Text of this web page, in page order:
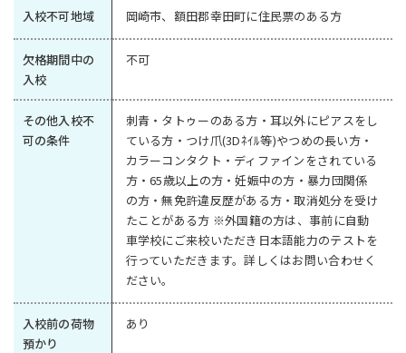
入校不可地域 岡崎市、額田郡幸田町に住民票のある方
欠格期間中の
入校
不可
その他入校不
可の条件
刺青・タトゥーのある方・耳以外にピアスをし
ている方・つけ爪(3Dﾈｲﾙ等)やつめの長い方・
カラーコンタクト・ディファインをされている
方・65歳以上の方・妊娠中の方・暴力団関係
の方・無免許違反歴がある方・取消処分を受け
たことがある方 ※外国籍の方は、事前に自動
車学校にご来校いただき日本語能力のテストを
行っていただきます。詳しくはお問い合わせく
ださい。
入校前の荷物
預かり
あり